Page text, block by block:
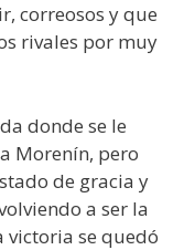
correosos y que
rivales por muy
donde se le
Morenín, pero
de gracia y
a ser la
victoria se quedó